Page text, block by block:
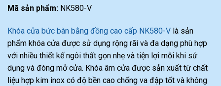
Mã sản phẩm: NK580-V
Khóa cửa bức bàn bằng đồng cao cấp NK580-V là sản
phẩm khóa cửa được sử dụng rộng rãi và đa dạng phù hợp
với nhiều thiết kế ngôi thất gọn nhẹ và tiện lợi mỗi khi sử
dụng và đóng mở cửa. Khóa âm cửa được sản xuất từ chất
liệu hợp kim inox có độ bền cao chống va đập tốt và không